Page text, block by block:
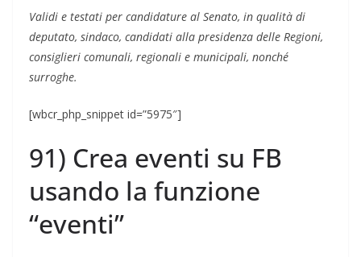
Validi e testati per candidature al Senato, in qualità di
deputato, sindaco, candidati alla presidenza delle Regioni,
consiglieri comunali, regionali e municipali, nonché
surroghe.
[wbcr_php_snippet id=”5975″]
91) Crea eventi su FB
usando la funzione
“eventi”